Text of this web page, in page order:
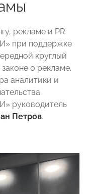
рекламе и PR
при поддержке
круглый
о рекламе.
аналитики и
руководитель
Петров.